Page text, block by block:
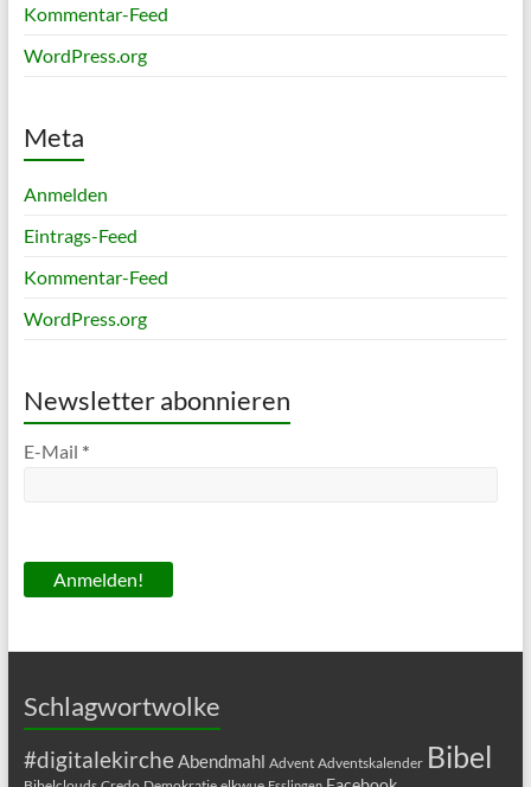
Kommentar-Feed
WordPress.org
Meta
Anmelden
Eintrags-Feed
Kommentar-Feed
WordPress.org
Newsletter abonnieren
E-Mail *
Schlagwortwolke
#digitalekircheAbendmahl Advent Adventskalender Bibel